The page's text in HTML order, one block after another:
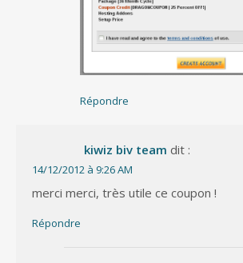
Répondre
kiwiz biv team dit :
14/12/2012 à 9:26 AM
merci merci, très utile ce coupon !
Répondre